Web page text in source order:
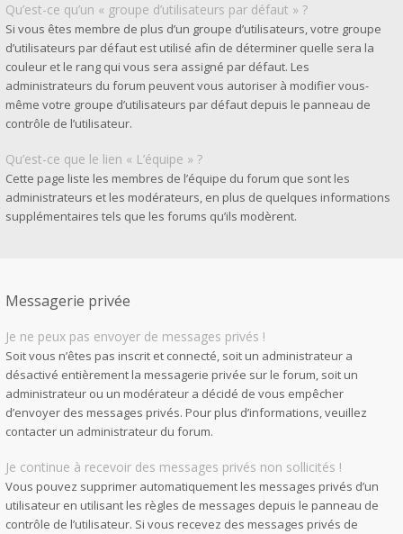
Qu’est-ce qu’un « groupe d’utilisateurs par défaut » ?
Si vous êtes membre de plus d’un groupe d’utilisateurs, votre groupe
d’utilisateurs par défaut est utilisé afin de déterminer quelle sera la
couleur et le rang qui vous sera assigné par défaut. Les
administrateurs du forum peuvent vous autoriser à modifier vous-
même votre groupe d’utilisateurs par défaut depuis le panneau de
contrôle de l’utilisateur.
Qu’est-ce que le lien « L’équipe » ?
Cette page liste les membres de l’équipe du forum que sont les
administrateurs et les modérateurs, en plus de quelques informations
supplémentaires tels que les forums qu’ils modèrent.
Messagerie privée
Je ne peux pas envoyer de messages privés !
Soit vous n’êtes pas inscrit et connecté, soit un administrateur a
désactivé entièrement la messagerie privée sur le forum, soit un
administrateur ou un modérateur a décidé de vous empêcher
d’envoyer des messages privés. Pour plus d’informations, veuillez
contacter un administrateur du forum.
Je continue à recevoir des messages privés non sollicités !
Vous pouvez supprimer automatiquement les messages privés d’un
utilisateur en utilisant les règles de messages depuis le panneau de
contrôle de l’utilisateur. Si vous recevez des messages privés de